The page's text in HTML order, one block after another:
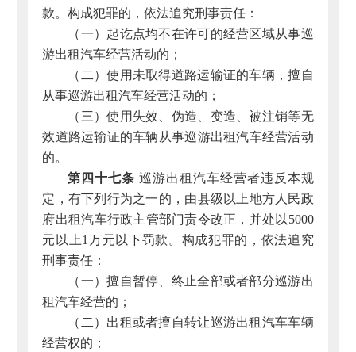
款。构成犯罪的，依法追究刑事责任：
（一）起讫点均不在许可的经营区域从事巡
游出租汽车经营活动的；
（二）使用未取得道路运输证的车辆，擅自
从事巡游出租汽车经营活动的；
（三）使用失效、伪造、变造、被注销等无
效道路运输证的车辆从事巡游出租汽车经营活动
的。
第四十七条 巡游出租汽车经营者违反本规
定，有下列行为之一的，由县级以上地方人民政
府出租汽车行政主管部门责令改正，并处以5000
元以上1万元以下罚款。构成犯罪的，依法追究
刑事责任：
（一）擅自暂停、终止全部或者部分巡游出
租汽车经营的；
（二）出租或者擅自转让巡游出租汽车车辆
经营权的；